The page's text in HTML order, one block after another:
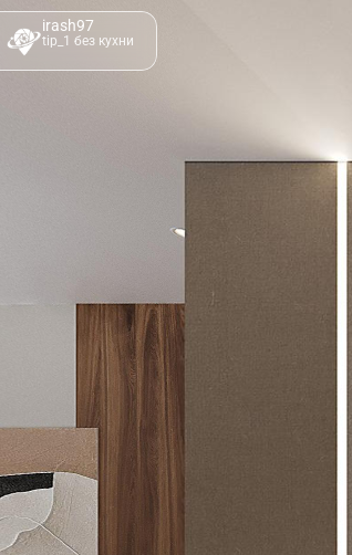
irash97
tip_1 без кухни